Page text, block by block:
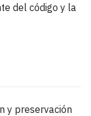
del código y la
y preservación